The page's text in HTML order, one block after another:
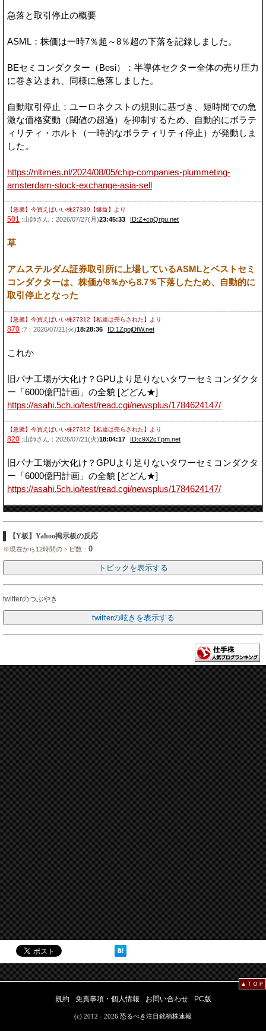
急落と取引停止の概要
ASML：株価は一時7％超～8％超の下落を記録しました。
BEセミコンダクター（Besi）：半導体セクター全体の売り圧力
に巻き込まれ、同様に急落しました。
自動取引停止：ユーロネクストの規則に基づき、短時間での急
激な価格変動（閾値の超過）を抑制するため、自動的にボラテ
ィリティ・ホルト（一時的なボラティリティ停止）が発動しま
した。
https://nltimes.nl/2024/08/05/chip-companies-plummeting-
amsterdam-stock-exchange-asia-sell
【急騰】今買えばいい株27339【爆益】 より
501 :山師さん：2026/07/27(月)23:45:33 ID:Z+cgQrpu.net
草
アムステルダム証券取引所に上場しているASMLとベストセミ
コンダクターは、株価が8％から8.7％下落したため、自動的に
取引停止となった
【急騰】今買えばいい株27312【私達は売らされた】 より
870 :?：2026/07/21(火)18:28:36 ID:1ZqojDtW.net
これか
旧パナ工場が大化け？GPUより足りないタワーセミコンダクタ
ー「6000億円計画」の全貌 [どどん★]
https://asahi.5ch.io/test/read.cgi/newsplus/1784624147/
【急騰】今買えばいい株27312【私達は売らされた】 より
820 :山師さん：2026/07/21(火)18:04:17 ID:c9X2cTpm.net
旧パナ工場が大化け？GPUより足りないタワーセミコンダクタ
ー「6000億円計画」の全貌 [どどん★]
https://asahi.5ch.io/test/read.cgi/newsplus/1784624147/
【Y板】Yahoo掲示板の反応
※現在から12時間のトピ数： 0
twitterのつぶやき
▲ＴＯＰ
規約 免責事項・個人情報 お問い合わせ PC版
(c) 2012 - 2026 恐るべき注目銘柄株速報